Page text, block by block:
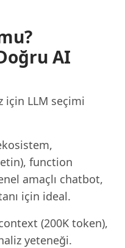
AI
için LLM seçimi
function
amaçlı chatbot,
için ideal.
(200K token),
yeteneği.